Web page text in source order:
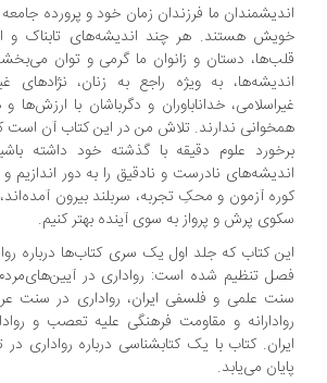
ما فرزندان زمان خود و پرورده‌ جامعه‌
هستند. هر چند اندیشه‌های تابناک و
دستان و زانوان ما گرمی و توان می‌بخشد، اما
به ویژه راجع به زنان، نژادهای
خداناباوران و دگرباشان با ارزش‌ها و
ندارند. تلاش من در این کتاب آن است كه
علوم دقیقه با گذشته‌ خود داشته باشیم.
نادرست و نادقیق را به دور اندازیم و
آزمون و محکِ تجربه، سربلند بیرون آمده‌اند، پیش
پرش و پرواز به سوی آینده‌ بهتر ‌كنیم.
کتاب که جلد اول یک سری کتاب‌ها درباره رواداری
تنظیم شده است: رواداری‌ در ‌آیین‌های‌مردم ‌ایران،
علمی‌ و ‌فلسفی ‌ایران، رواداری ‌در ‌سنت ‌عرفانی
‌و ‌مقاومت ‌فرهنگی ‌علیه‌ ‌تعصب و رواداری
کتاب با یک کتابشناسی درباره رواداری در تاریخ
می‌یابد.